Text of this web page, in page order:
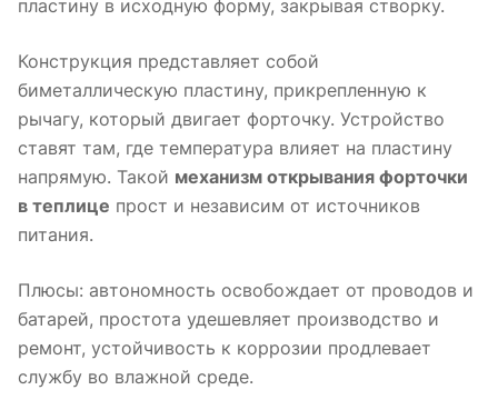
пластину в исходную форму, закрывая створку.
Конструкция представляет собой
биметаллическую пластину, прикрепленную к
рычагу, который двигает форточку. Устройство
ставят там, где температура влияет на пластину
напрямую. Такой механизм открывания форточки
в теплице прост и независим от источников
питания.
Плюсы: автономность освобождает от проводов и
батарей, простота удешевляет производство и
ремонт, устойчивость к коррозии продлевает
службу во влажной среде.